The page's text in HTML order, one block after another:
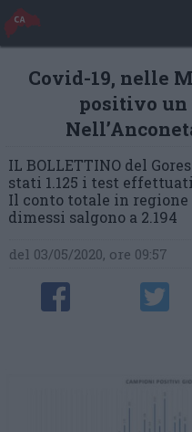
Covid-19, nelle
positivo un
IL BOLLETTINO del
stati 1.125 i test
Il conto totale in regione
dimessi salgono a 2.194
del 03/05/2020, ore 09:57